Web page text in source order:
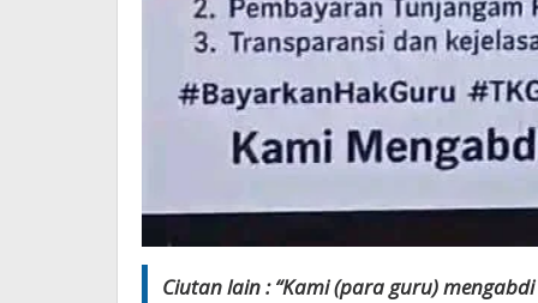
Ciutan lain : “Kami (para guru)